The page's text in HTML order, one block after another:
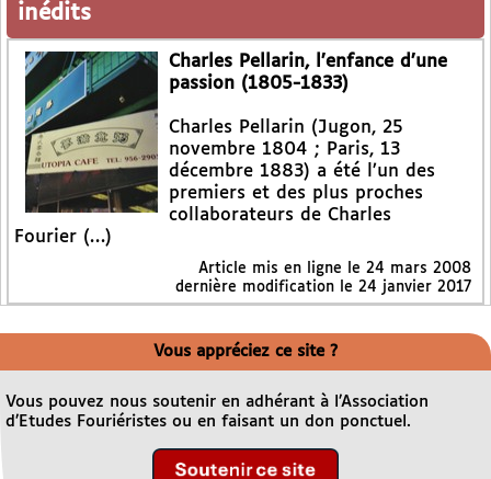
inédits
Charles Pellarin, l’enfance d’une
passion (1805-1833)
Charles Pellarin (Jugon, 25
novembre 1804 ; Paris, 13
décembre 1883) a été l’un des
premiers et des plus proches
collaborateurs de Charles
Fourier (…)
Article mis en ligne le 24 mars 2008
dernière modification le 24 janvier 2017
Vous appréciez ce site ?
Vous pouvez nous soutenir en adhérant à l’Association
d’Etudes Fouriéristes ou en faisant un don ponctuel.